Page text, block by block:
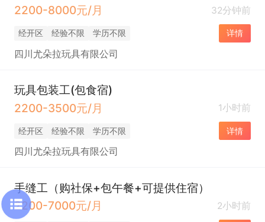
2200-8000元/月
32分钟前
经开区 经验不限 学历不限 详情
四川尤朵拉玩具有限公司
玩具包装工(包食宿)
2200-3500元/月
1小时前
经开区 经验不限 学历不限 详情
四川尤朵拉玩具有限公司
手缝工（购社保+包午餐+可提供住宿）
2200-7000元/月
2小时前